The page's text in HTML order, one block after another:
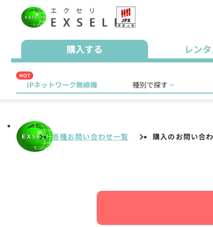
購入する レン
HOT
IPネットワーク無線機 種別で探す
各種お問い合わせ一覧 購入のお問い合